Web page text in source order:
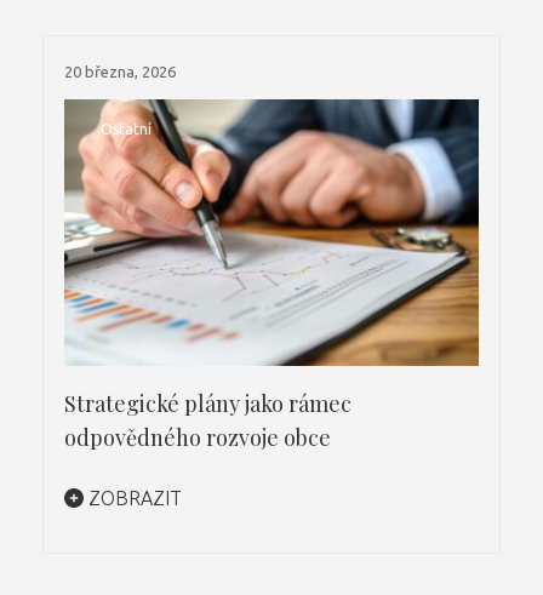
20 března, 2026
Ostatní
Strategické plány jako rámec
odpovědného rozvoje obce
ZOBRAZIT